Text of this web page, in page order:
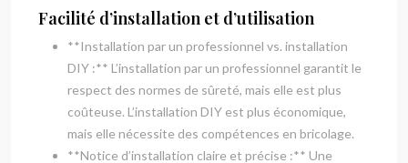
Facilité d’installation et d’utilisation
**Installation par un professionnel vs. installation
DIY :** L’installation par un professionnel garantit le
respect des normes de sûreté, mais elle est plus
coûteuse. L’installation DIY est plus économique,
mais elle nécessite des compétences en bricolage.
**Notice d’installation claire et précise :** Une